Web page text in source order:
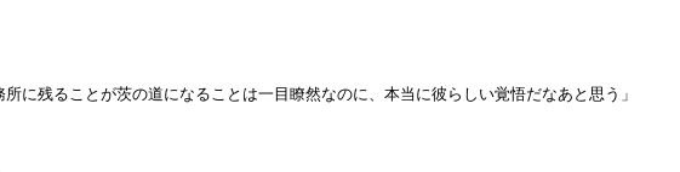
残ることが茨の道になることは一目瞭然なのに、本当に彼らしい覚悟だなあと思う」